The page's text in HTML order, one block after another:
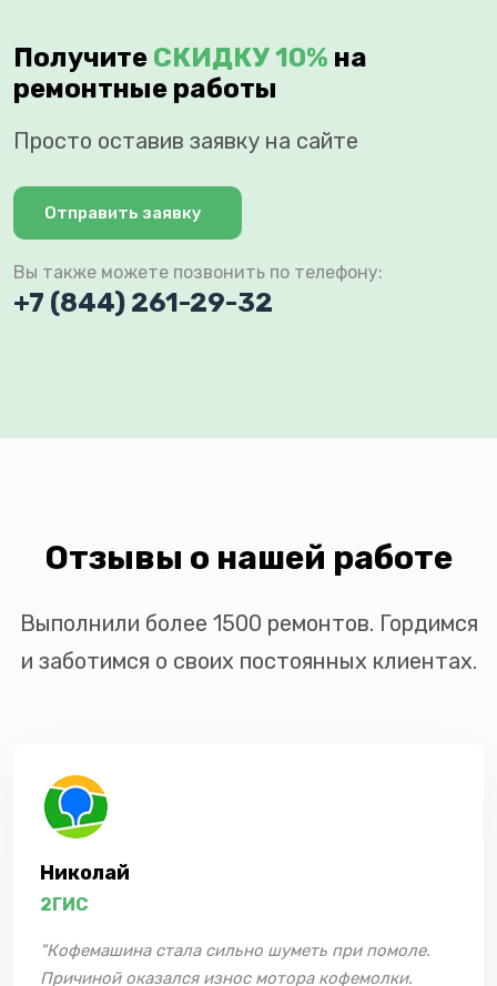
Получите СКИДКУ 10% на
ремонтные работы
Просто оставив заявку на сайте
Отправить заявку
Вы также можете позвонить по телефону:
+7 (844) 261-29-32
Отзывы о нашей работе
Выполнили более 1500 ремонтов. Гордимся
и заботимся о своих постоянных клиентах.
Николай
2ГИС
"Кофемашина стала сильно шуметь при помоле.
Причиной оказался износ мотора кофемолки.